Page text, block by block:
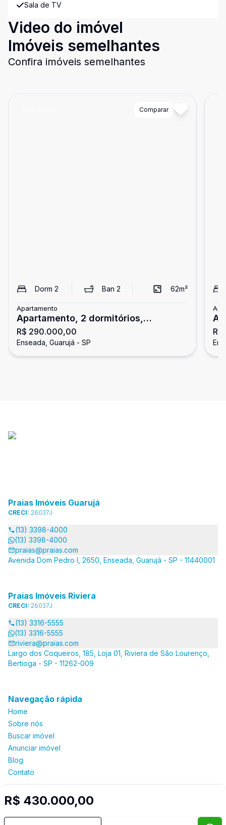
Sala de TV
Video do imóvel
Imóveis semelhantes
Confira imóveis semelhantes
Comparar
Dorm 2 Ban2 62m²
Apartamento
Apartamento, 2 dormitórios,
Enseada, Guarujá
R$ 290.000,00
Enseada, Guarujá - SP
R$ 430.000,00
Praias Imóveis Guarujá
CRECI: 26037J
(13) 3398-4000
(13) 3398-4000
praias@praias.com
Avenida Dom Pedro I, 2650, Enseada, Guarujá - SP - 11440001
Praias Imóveis Riviera
CRECI: 26037J
(13) 3316-5555
(13) 3316-5555
riviera@praias.com
Largo dos Coqueiros, 185, Loja 01, Riviera de São Lourenço,
Bertioga - SP - 11262-009
Navegação rápida
Home
Sobre nós
Buscar imóvel
Anunciar imóvel
Blog
Contato
Selo de Tecnologia Loft